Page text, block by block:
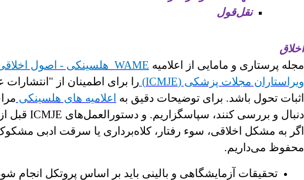
نقل‌قول
اخلاق
مجله پرستاری و مامایی از اعلامیه WAME هلسینکی - اصول
ویراستاران مجلات پزشکی (ICMJE)
را برای اطمینان از "انتشارات
اثبات تحول باشد. برای توضیحات دقیق به اعلامیه های هلسینکی
دنبال و بررسی کنند، سپاسگزاریم. و دستورالعمل‌های ICMJE قبل از ارسال نسخه خطی خود.
محفوظ می‌داریم.
تحقیقات آزمایشگاهی و بالینی باید بر اساس پروتکل